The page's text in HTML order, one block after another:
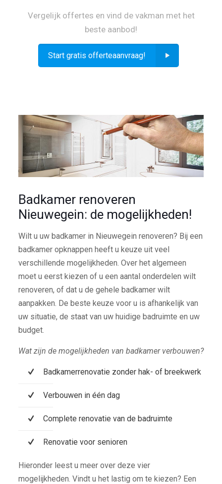
Vergelijk offertes en vind de vakman met het
beste aanbod!
Start gratis offerteaanvraag!
Badkamer renoveren
Nieuwegein: de mogelijkheden!
Wilt u uw badkamer in Nieuwegein renoveren? Bij een
badkamer opknappen heeft u keuze uit veel
verschillende mogelijkheden. Over het algemeen
moet u eerst kiezen of u een aantal onderdelen wilt
renoveren, of dat u de gehele badkamer wilt
aanpakken. De beste keuze voor u is afhankelijk van
uw situatie, de staat van uw huidige badruimte en uw
budget.
Wat zijn de mogelijkheden van badkamer verbouwen?
Badkamerrenovatie zonder hak- of breekwerk
Verbouwen in één dag
Complete renovatie van de badruimte
Renovatie voor senioren
Hieronder leest u meer over deze vier
mogelijkheden. Vindt u het lastig om te kiezen? Een